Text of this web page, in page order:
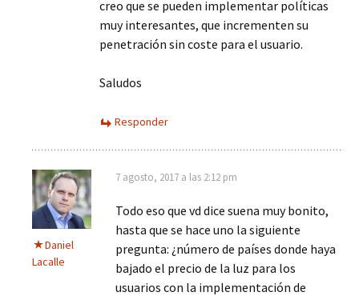
creo que se pueden implementar políticas
muy interesantes, que incrementen su
penetración sin coste para el usuario.
Saludos
Responder
Daniel
Lacalle
7 agosto, 2017 a las 2:12 pm
Todo eso que vd dice suena muy bonito,
hasta que se hace uno la siguiente
pregunta: ¿número de países donde haya
bajado el precio de la luz para los
usuarios con la implementación de